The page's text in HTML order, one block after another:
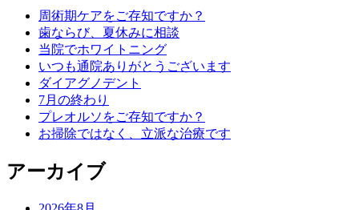
周術期ケアをご存知ですか？
歯ならび、夏休みに相談
当院でホワイトニング
いつも通院ありがとうございます
ダイアグノデント
7月の終わり
プレオルソをご存知ですか？
お掃除ではなく、立派な治療です
アーカイブ